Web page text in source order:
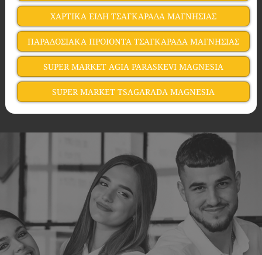
ΧΑΡΤΙΚΑ ΕΙΔΗ ΤΣΑΓΚΑΡΑΔΑ ΜΑΓΝΗΣΙΑΣ
ΠΑΡΑΔΟΣΙΑΚΑ ΠΡΟΙΟΝΤΑ ΤΣΑΓΚΑΡΑΔΑ ΜΑΓΝΗΣΙΑΣ
SUPER MARKET AGIA PARASKEVI MAGNESIA
SUPER MARKET TSAGARADA MAGNESIA